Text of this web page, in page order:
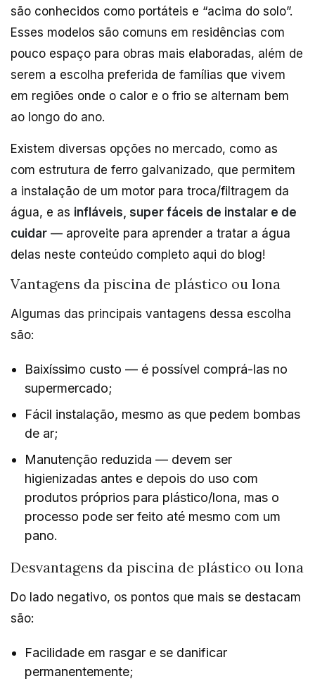
são conhecidos como portáteis e “acima do solo”.
Esses modelos são comuns em residências com
pouco espaço para obras mais elaboradas, além de
serem a escolha preferida de famílias que vivem
em regiões onde o calor e o frio se alternam bem
ao longo do ano.
Existem diversas opções no mercado, como as
com estrutura de ferro galvanizado, que permitem
a instalação de um motor para troca/filtragem da
água, e as infláveis, super fáceis de instalar e de
cuidar — aproveite para aprender a tratar a água
delas neste conteúdo completo aqui do blog!
Vantagens da piscina de plástico ou lona
Algumas das principais vantagens dessa escolha
são:
Baixíssimo custo — é possível comprá-las no
supermercado;
Fácil instalação, mesmo as que pedem bombas
de ar;
Manutenção reduzida — devem ser
higienizadas antes e depois do uso com
produtos próprios para plástico/lona, mas o
processo pode ser feito até mesmo com um
pano.
Desvantagens da piscina de plástico ou lona
Do lado negativo, os pontos que mais se destacam
são:
Facilidade em rasgar e se danificar
permanentemente;